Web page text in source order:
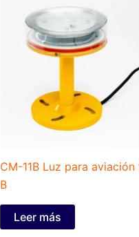
CM-11B Luz para
B
Leer más